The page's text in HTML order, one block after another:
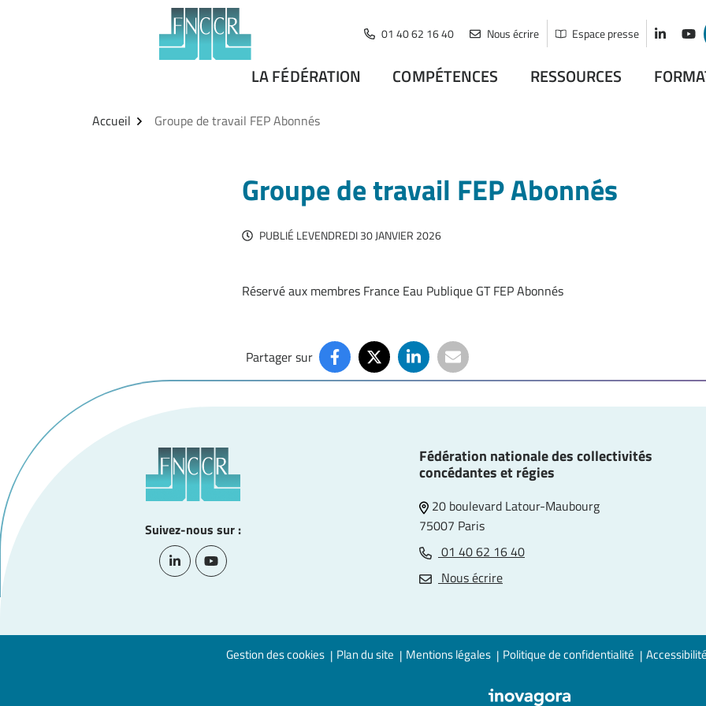
01 40 62 16 40 Nous écrire Espace presse Lien
LA FÉDÉRATION COMPÉTENCES RESSOURCES
Accueil Groupe de travail FEP Abonnés
Groupe de travail FEP Abonnés
PUBLIÉ LEVENDREDI 30 JANVIER 2026
Réservé aux membres France Eau Publique GT FEP Abonnés
Partager sur
Suivez-nous sur :
Lien vers le compte Linkedin
Lien vers la chaîne Youtube
Fédération nationale des collectivités
concédantes et régies
20 boulevard Latour-Maubourg
75007 Paris
01 40 62 16 40
Nous écrire
Gestion des cookies Plan du site Mentions légales Politique de confidentialité